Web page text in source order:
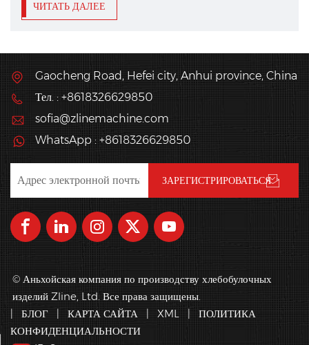
ЧИТАТЬ ДАЛЕЕ
Gaocheng Road, Hefei city, Anhui province, China
Тел. : +8618326629850
sofia@zlinemachine.com
WhatsApp : +8618326629850
© Аньхойская компания по производству хлебобулочных
изделий Zline, Ltd. Все права защищены.
|
БЛОГ | КАРТА САЙТА | XML |
ПОЛИТИКА
КОНФИДЕНЦИАЛЬНОСТИ